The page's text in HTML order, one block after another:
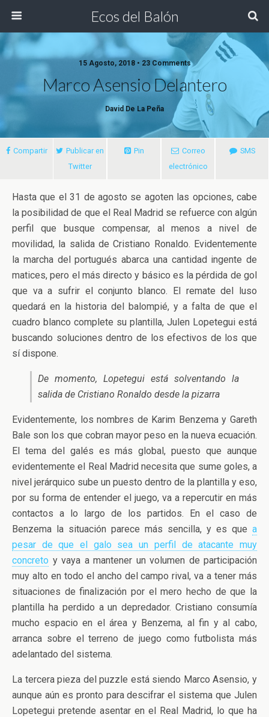
Ecos del Balón
15 Agosto, 2018 • 23 Comments
Marco Asensio Delantero
David De La Peña
Compartir
Publicar en
Twitter
Pin
Correo
electrónico
SMS
Hasta que el 31 de agosto se agoten las opciones, cabe
la posibilidad de que el Real Madrid se refuerce con algún
perfil que busque compensar, al menos a nivel de
movilidad, la salida de Cristiano Ronaldo. Evidentemente
la marcha del portugués abarca una cantidad ingente de
matices, pero el más directo y básico es la pérdida de gol
que va a sufrir el conjunto blanco. El remate del luso
quedará en la historia del balompié, y a falta de que el
cuadro blanco complete su plantilla, Julen Lopetegui está
buscando soluciones dentro de los efectivos de los que
sí dispone.
De momento, Lopetegui está solventando la
salida de Cristiano Ronaldo desde la pizarra
Evidentemente, los nombres de Karim Benzema y Gareth
Bale son los que cobran mayor peso en la nueva ecuación.
El tema del galés es más global, puesto que aunque
evidentemente el Real Madrid necesita que sume goles, a
nivel jerárquico sube un puesto dentro de la plantilla y eso,
por su forma de entender el juego, va a repercutir en más
contactos a lo largo de los partidos. En el caso de
Benzema la situación parece más sencilla, y es que a
pesar de que el galo sea un perfil de atacante muy
concreto y vaya a mantener un volumen de participación
muy alto en todo el ancho del campo rival, va a tener más
situaciones de finalización por el mero hecho de que la
plantilla ha perdido a un depredador. Cristiano consumía
mucho espacio en el área y Benzema, al fin y al cabo,
arranca sobre el terreno de juego como futbolista más
adelantado del sistema.
La tercera pieza del puzzle está siendo Marco Asensio, y
aunque aún es pronto para descifrar el sistema que Julen
Lopetegui pretende asentar en el Real Madrid, lo que ha